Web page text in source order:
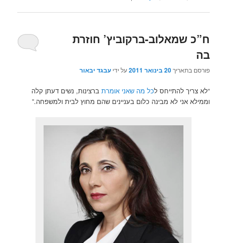
ח”כ שמאלוב-ברקוביץ’ חוזרת
בה
פורסם בתאריך20 בינואר 2011 על ידיעבגד יבאור
“לא צריך להתייחס לכל מה שאני אומרת ברצינות, נשים דעתן קלה
וממילא אני לא מבינה כלום בעניינים שהם מחוץ לבית ולמשפחה.”